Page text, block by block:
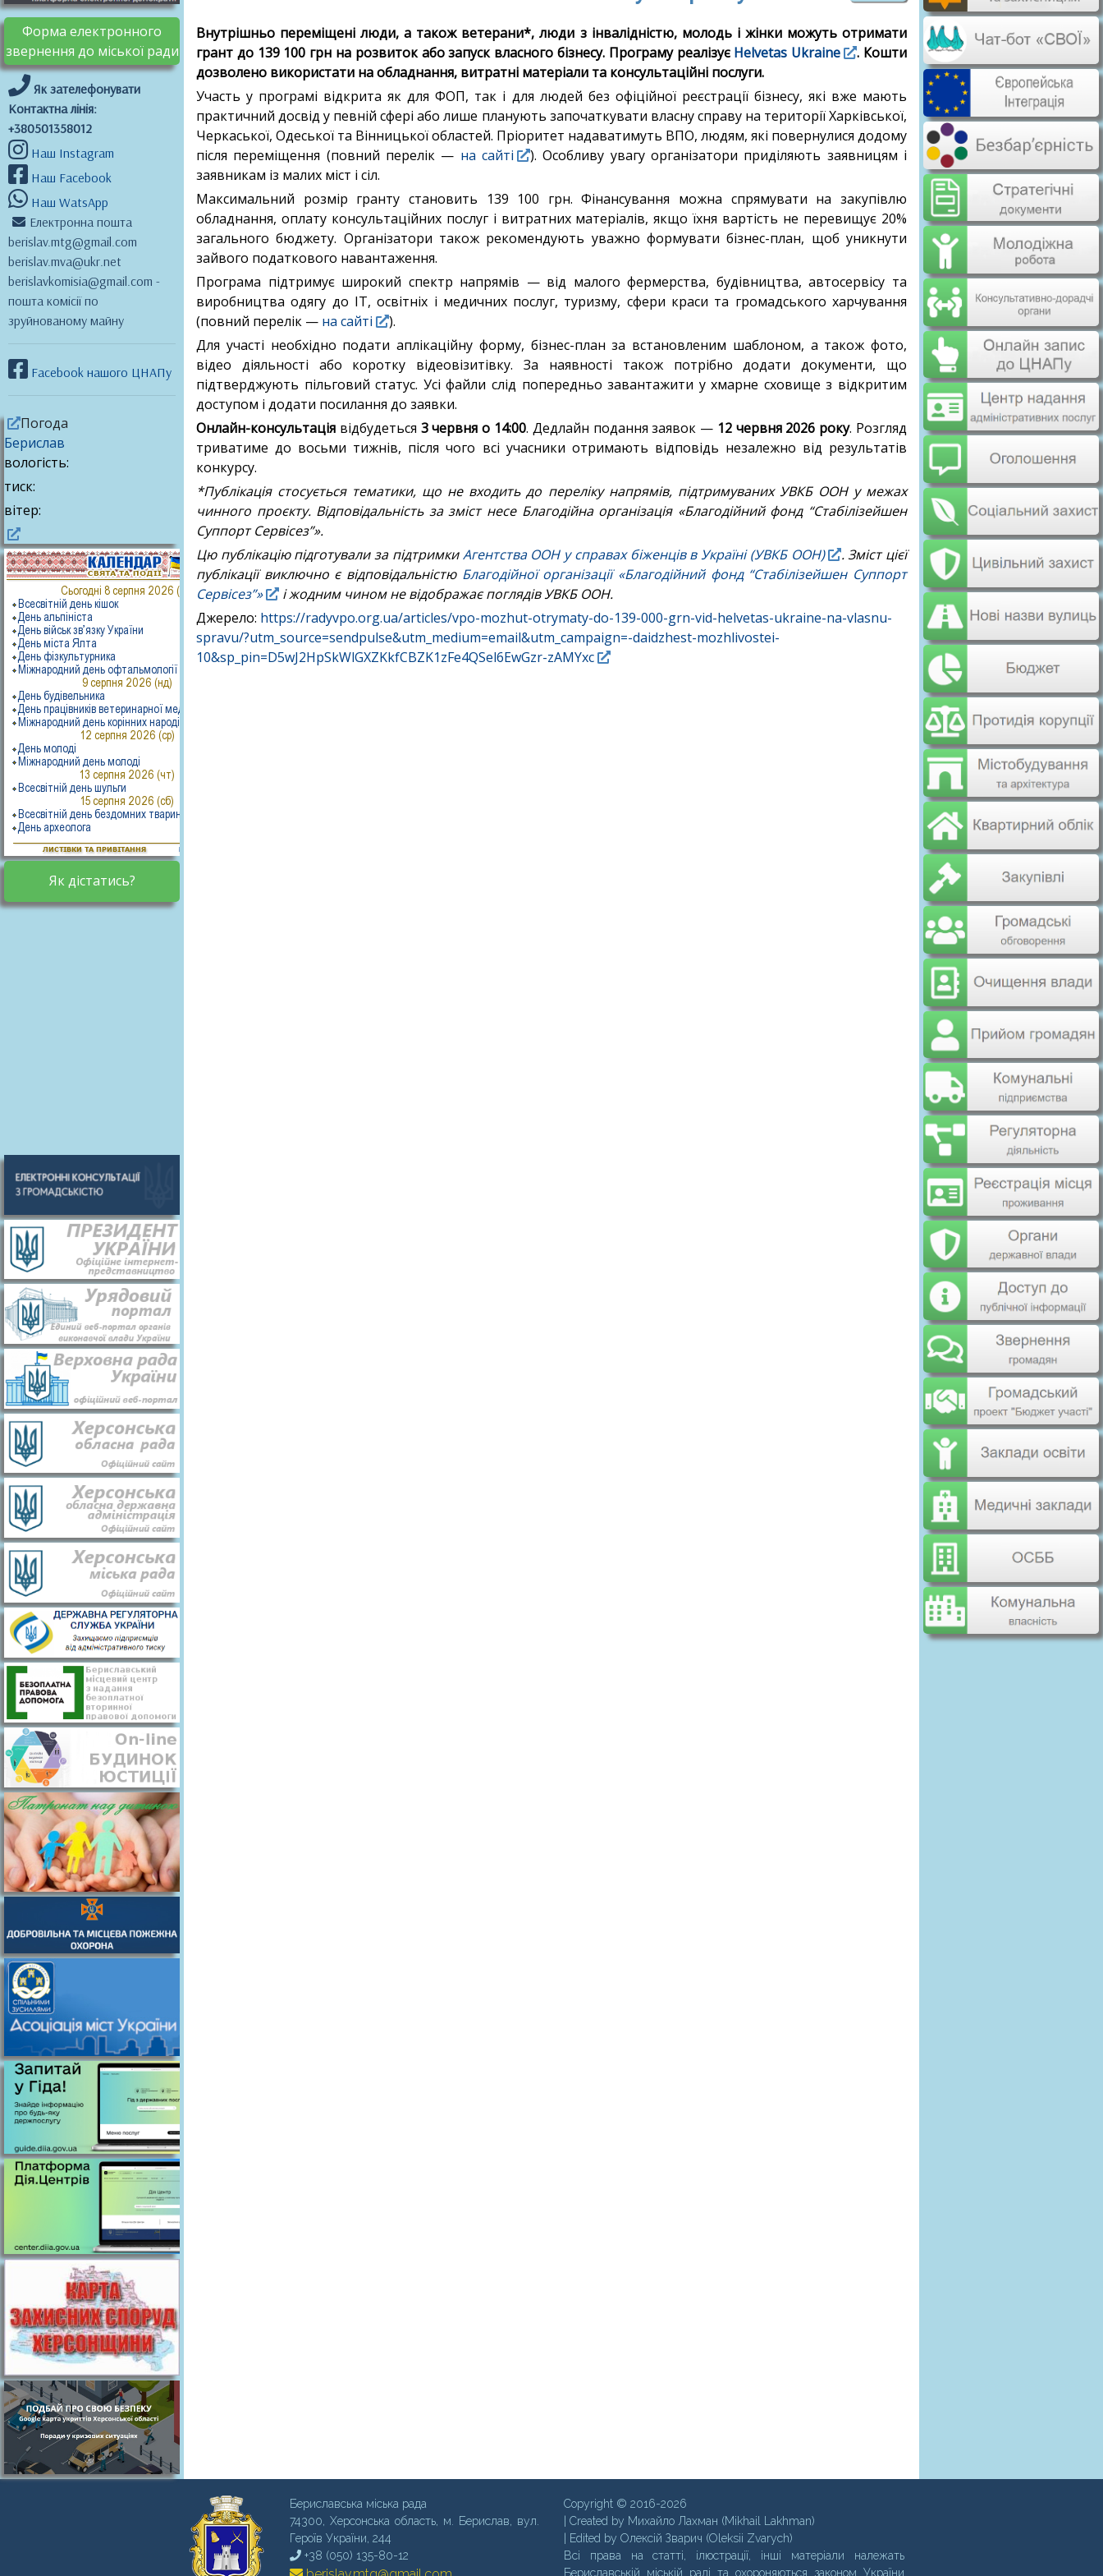
Форма електронного
звернення до міської ради
Як зателефонувати
Контактна лінія:
+380501358012
Наш Instagram
Наш Facebook
Наш WatsApp
Електронна пошта
berislav.mtg@gmail.com
berislav.mva@ukr.net
berislavkomisia@gmail.com -
пошта комісії по
зруйнованому майну
Facebook нашого ЦНАПу
Погода
Берислав
вологість:
тиск:
вітер:
Як дістатись?
Внутрішньо переміщені люди, а також ветерани*, люди з інвалідністю, молодь і жінки можуть отримати
грант до 139 100 грн на розвиток або запуск власного бізнесу. Програму реалізує Helvetas Ukraine
. Кошти
дозволено використати на обладнання, витратні матеріали та консультаційні послуги.
Участь у програмі відкрита як для ФОП, так і для людей без офіційної реєстрації бізнесу, які вже мають
практичний досвід у певній сфері або лише планують започаткувати власну справу на території Харківської,
Черкаської, Одеської та Вінницької областей. Пріоритет надаватимуть ВПО, людям, які повернулися додому
після переміщення (повний перелік — на сайті
). Особливу увагу організатори приділяють заявницям і
заявникам із малих міст і сіл.
Максимальний розмір гранту становить 139 100 грн. Фінансування можна спрямувати на закупівлю
обладнання, оплату консультаційних послуг і витратних матеріалів, якщо їхня вартість не перевищує 20%
загального бюджету. Організатори також рекомендують уважно формувати бізнес-план, щоб уникнути
зайвого податкового навантаження.
Програма підтримує широкий спектр напрямів — від малого фермерства, будівництва, автосервісу та
виробництва одягу до ІТ, освітніх і медичних послуг, туризму, сфери краси та громадського харчування
(повний перелік — на сайті
).
Для участі необхідно подати аплікаційну форму, бізнес-план за встановленим шаблоном, а також фото,
відео діяльності або коротку відеовізитівку. За наявності також потрібно додати документи, що
підтверджують пільговий статус. Усі файли слід попередньо завантажити у хмарне сховище з відкритим
доступом і додати посилання до заявки.
Онлайн-консультація відбудеться 3 червня о 14:00. Дедлайн подання заявок — 12 червня 2026 року. Розгляд
триватиме до восьми тижнів, після чого всі учасники отримають відповідь незалежно від результатів
конкурсу.
*Публікація стосується тематики, що не входить до переліку напрямів, підтримуваних УВКБ ООН у межах
чинного проєкту. Відповідальність за зміст несе Благодійна організація «Благодійний фонд “Стабілізейшен
Суппорт Сервісез”».
Цю публікацію підготували за підтримкиАгентства ООН у справах біженців в Україні (УВКБ ООН)
. Зміст цієї
публікації виключно є відповідальністю Благодійної організації «Благодійний фонд “Стабілізейшен Суппорт
Сервісез”»
і жодним чином не відображає поглядів УВКБ ООН.
Джерело: https://radyvpo.org.ua/articles/vpo-mozhut-otrymaty-do-139-000-grn-vid-helvetas-ukraine-na-vlasnu-
spravu/?utm_source=sendpulse&utm_medium=email&utm_campaign=-daidzhest-mozhlivostei-
10&sp_pin=D5wJ2HpSkWlGXZKkfCBZK1zFe4QSel6EwGzr-zAMYxc
Бериславська міська рада
74300, Херсонська область, м. Бериcлав, вул.
Героїв України, 244
+38 (050) 135-80-12
Copyright © 2016-2026
| Created by Михайло Лахман (Mikhail Lakhman)
| Edited by Олексій Зварич (Oleksii Zvarych)
Всі права на статті, ілюстрації, інші матеріали належать
Бериславській міській раді та охороняються законом України